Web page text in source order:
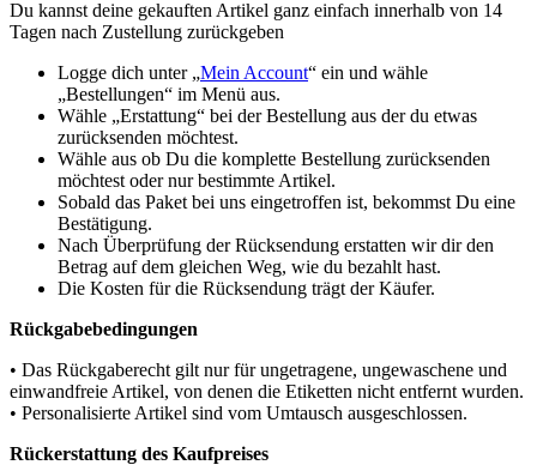
Du kannst deine gekauften Artikel ganz einfach innerhalb von 14
Tagen nach Zustellung zurückgeben
Logge dich unter „Mein Account“ ein und wähle
„Bestellungen“ im Menü aus.
Wähle „Erstattung“ bei der Bestellung aus der du etwas
zurücksenden möchtest.
Wähle aus ob Du die komplette Bestellung zurücksenden
möchtest oder nur bestimmte Artikel.
Sobald das Paket bei uns eingetroffen ist, bekommst Du eine
Bestätigung.
Nach Überprüfung der Rücksendung erstatten wir dir den
Betrag auf dem gleichen Weg, wie du bezahlt hast.
Die Kosten für die Rücksendung trägt der Käufer.
Rückgabebedingungen
• Das Rückgaberecht gilt nur für ungetragene, ungewaschene und
einwandfreie Artikel, von denen die Etiketten nicht entfernt wurden.
• Personalisierte Artikel sind vom Umtausch ausgeschlossen.
Rückerstattung des Kaufpreises